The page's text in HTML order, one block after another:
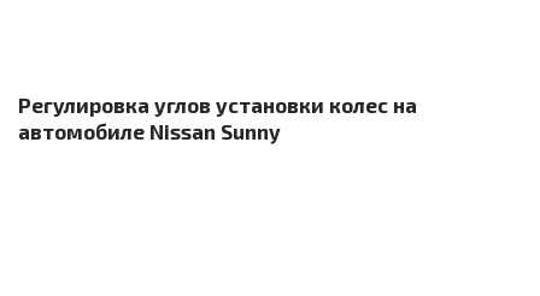
Регулировка углов установки колес на
автомобиле Nissan Sunny